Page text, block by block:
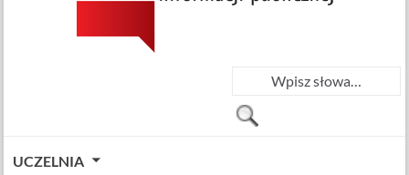
UCZELNIA